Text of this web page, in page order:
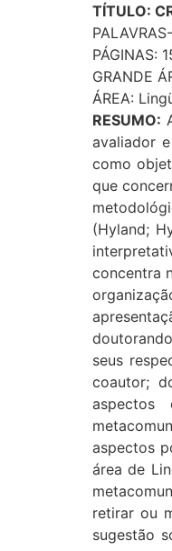
TÍTULO:
PÁGINAS:
GRANDE
ÁREA:
RESUMO:
avaliador
como
que
(Hyland;
concentra
seus
coautor;
aspectos
aspectos
área de
retirar ou
sugestão